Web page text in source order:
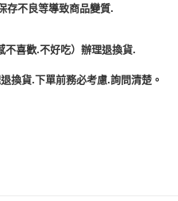
存不良等導致商品變質.
不喜歡.不好吃）辦理退換貨.
換貨.下單前務必考慮.詢問清楚。